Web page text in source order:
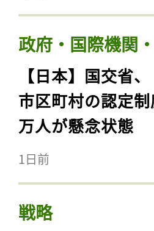
政府・国際機関
【日本】国交省
市区町村の認定
万人が懸念状態
1日前
戦略